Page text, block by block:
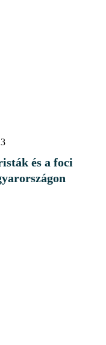
és a foci